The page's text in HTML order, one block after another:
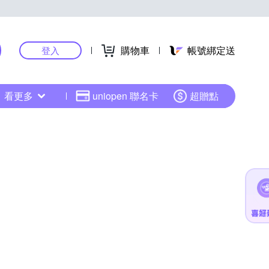
登入 購物車 帳號綁定送
看更多 uniopen 聯名卡 超贈點